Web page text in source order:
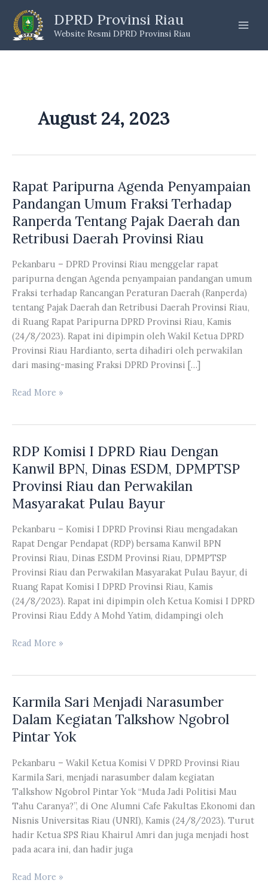
content
DPRD Provinsi Riau
Website Resmi DPRD Provinsi Riau
August 24, 2023
Rapat Paripurna Agenda Penyampaian
Pandangan Umum Fraksi Terhadap
Ranperda Tentang Pajak Daerah dan
Retribusi Daerah Provinsi Riau
Pekanbaru – DPRD Provinsi Riau menggelar rapat
paripurna dengan Agenda penyampaian pandangan umum
Fraksi terhadap Rancangan Peraturan Daerah (Ranperda)
tentang Pajak Daerah dan Retribusi Daerah Provinsi Riau,
di Ruang Rapat Paripurna DPRD Provinsi Riau, Kamis
(24/8/2023). Rapat ini dipimpin oleh Wakil Ketua DPRD
Provinsi Riau Hardianto, serta dihadiri oleh perwakilan
dari masing-masing Fraksi DPRD Provinsi […]
Rapat
Pandangan
Umum
Terhadap
Ranperda
Pajak
Daerah
dan
Retribusi
Daerah
Provinsi
Riau
Read More »
RDP Komisi I DPRD Riau Dengan
Kanwil BPN, Dinas ESDM, DPMPTSP
Provinsi Riau dan Perwakilan
Masyarakat Pulau Bayur
Pekanbaru – Komisi I DPRD Provinsi Riau mengadakan
Rapat Dengar Pendapat (RDP) bersama Kanwil BPN
Provinsi Riau, Dinas ESDM Provinsi Riau, DPMPTSP
Provinsi Riau dan Perwakilan Masyarakat Pulau Bayur, di
Ruang Rapat Komisi I DPRD Provinsi Riau, Kamis
(24/8/2023). Rapat ini dipimpin oleh Ketua Komisi I DPRD
Provinsi Riau Eddy A Mohd Yatim, didampingi oleh
RDP
Riau
Dengan
BPN,
Dinas
ESDM,
DPMPTSP
Provinsi
Riau
dan
Perwakilan
Masyarakat
Pulau
Read More »
Karmila Sari Menjadi Narasumber
Dalam Kegiatan Talkshow Ngobrol
Pintar Yok
Pekanbaru – Wakil Ketua Komisi V DPRD Provinsi Riau
Karmila Sari, menjadi narasumber dalam kegiatan
Talkshow Ngobrol Pintar Yok “Muda Jadi Politisi Mau
Tahu Caranya?”, di One Alumni Cafe Fakultas Ekonomi dan
Nisnis Universitas Riau (UNRI), Kamis (24/8/2023). Turut
hadir Ketua SPS Riau Khairul Amri dan juga menjadi host
pada acara ini, dan hadir juga
Karmila
Read More »